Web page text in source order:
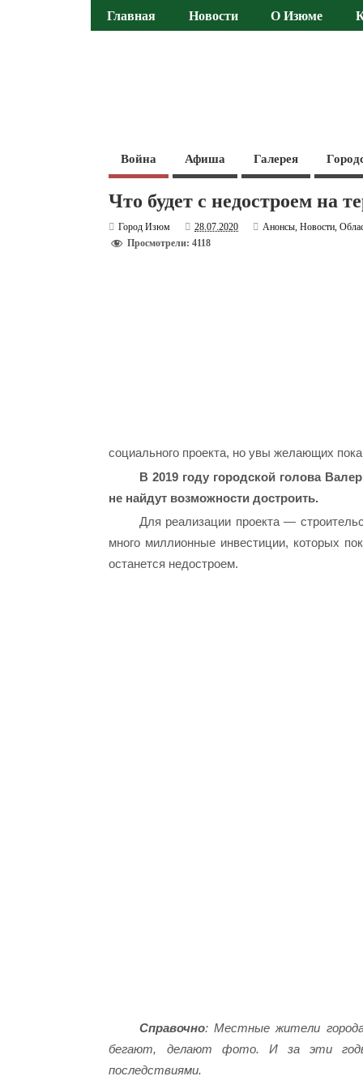
Главная Новости О Изюме
Война Афиша Галерея
Что будет с недостроем на
Город Изюм 28.07.2020 Анонсы,Новости,
Просмотрели: 4118
социального проекта, но увы желающих
В 2019 году городской голова
не найдут возможности достроить.
Для реализации проекта —
много миллионные инвестиции, которых
останется недостроем.
Справочно: Местные жители
бегают, делают фото. И за эти годы
последствиями.